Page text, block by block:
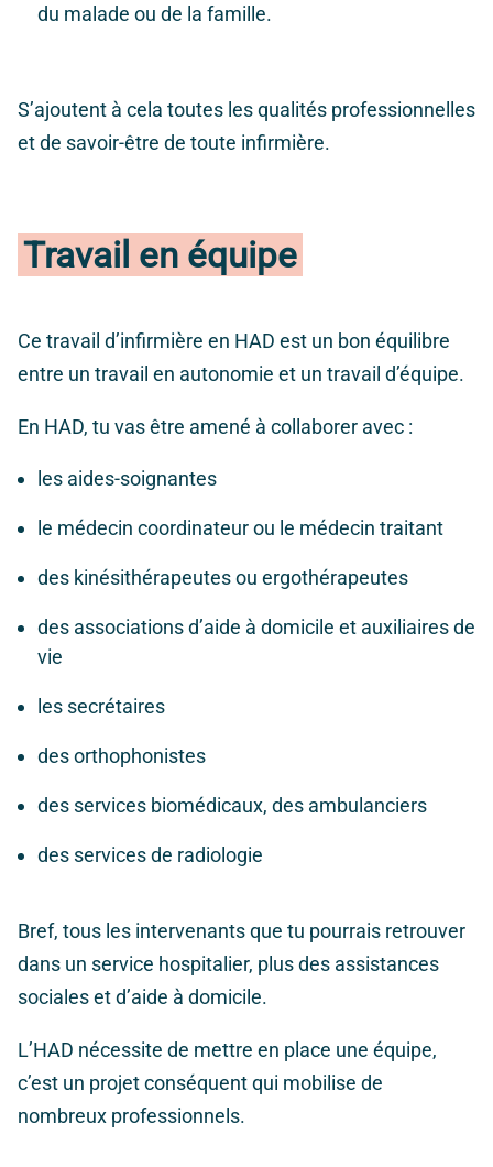
du malade ou de la famille.
S’ajoutent à cela toutes les qualités professionnelles
et de savoir-être de toute infirmière.
Travail en équipe
Ce travail d’infirmière en HAD est un bon équilibre
entre un travail en autonomie et un travail d’équipe.
En HAD, tu vas être amené à collaborer avec :
les aides-soignantes
le médecin coordinateur ou le médecin traitant
des kinésithérapeutes ou ergothérapeutes
des associations d’aide à domicile et auxiliaires de
vie
les secrétaires
des orthophonistes
des services biomédicaux, des ambulanciers
des services de radiologie
Bref, tous les intervenants que tu pourrais retrouver
dans un service hospitalier, plus des assistances
sociales et d’aide à domicile.
L’HAD nécessite de mettre en place une équipe,
c’est un projet conséquent qui mobilise de
nombreux professionnels.